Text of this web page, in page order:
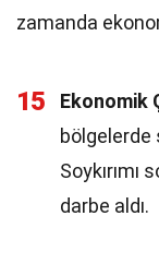
zamanda
15 Ekonomik
bölgelerde
Soykırımı
darbe aldı.